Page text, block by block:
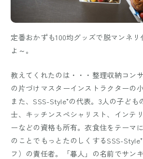
定番おかずも100均グッズで脱マンネ
よ～。
教えてくれたのは・・・整理収納コン
の片づけマスターインストラクターの
また、SSS-Style⁺の代表。3人の子ども
士、キッチンスペシャリスト、インテ
ーなどの資格も所有。衣食住をテーマ
のことでもっとたのしくするSSS-
フ）の責任者。「暮人」の名前でサン